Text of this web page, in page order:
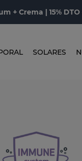
+ Crema | 15%
SOLARES